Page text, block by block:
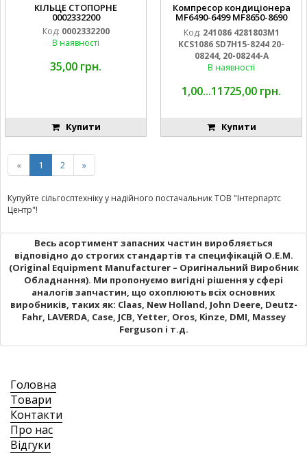
КІЛЬЦЕ СТОПОРНЕ
0002332200
Код: 0002332200
В наявності
35,00 грн.
Купити
Компресор кондиціонера
MF6490-6499 MF8650-8690
Challenger MT555-575
MT635-665
Код: 241086 4281803M1
KCS1086 SD7H15-8244 20-
08244, 20-08244-A
В наявності
1,00...11725,00 грн.
Купити
« 1 2 »
Купуйте сільгосптехніку у надійного постачальник ТОВ "Інтерпартс
Центр"!
Весь асортимент запасних частин виробляється
відповідно до строгих стандартів та специфікацій O.E.M.
(Original Equipment Manufacturer – Оригінальний Виробник
Обладнання). Ми пропонуємо вигідні рішення у сфері
аналогів запчастин, що охоплюють всіх основних
виробників, таких як: Claas, New Holland, John Deere, Deutz-
Fahr, LAVERDA, Case, JCB, Yetter, Oros, Kinze, DMI, Massey
Ferguson і т.д.
Головна
Товари
Контакти
Про нас
Відгуки